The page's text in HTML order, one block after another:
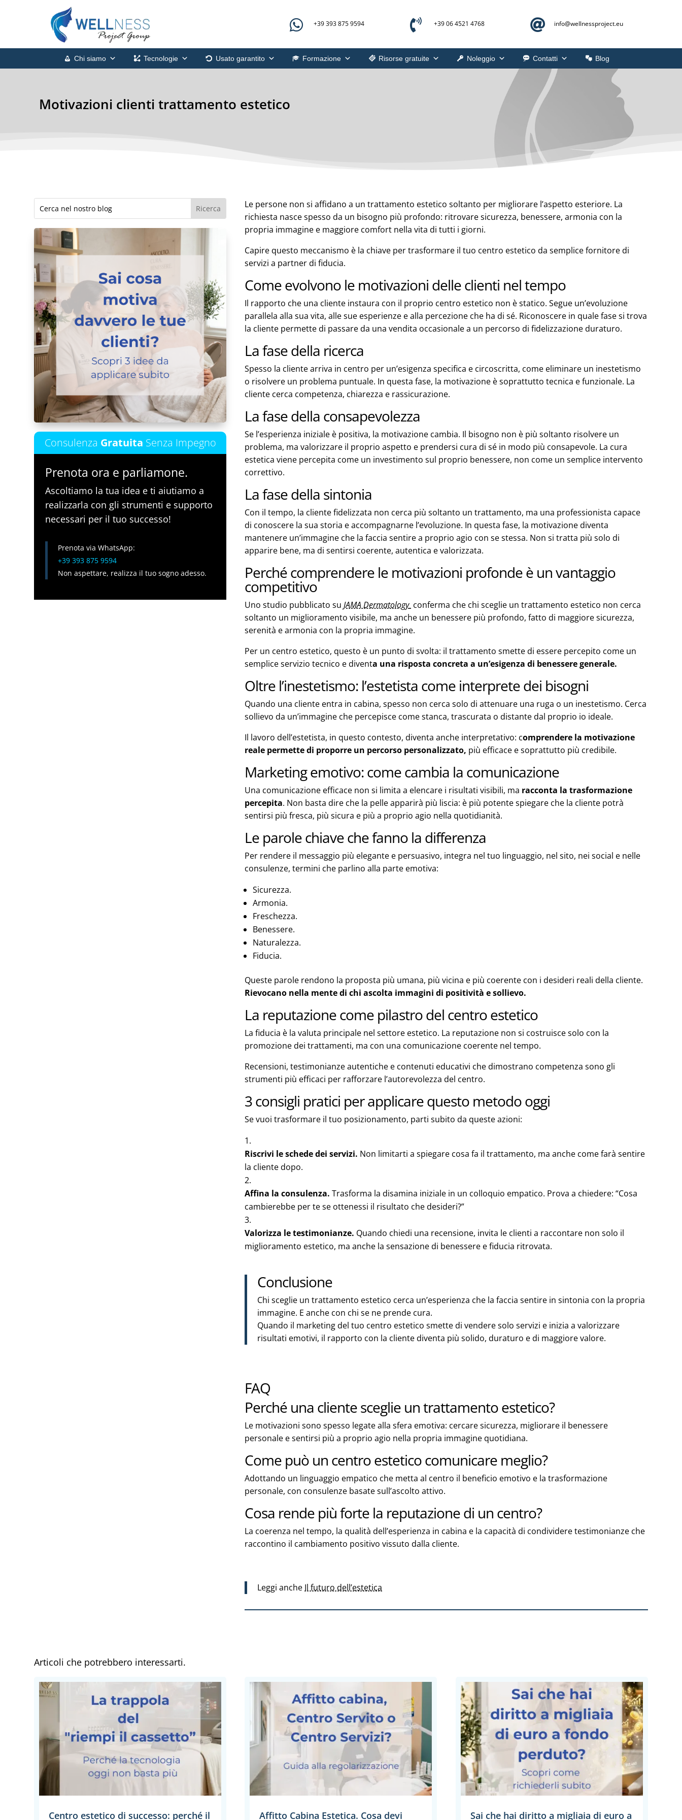
 +39 393 875 9594  +39 06 4521 4768  info@wellnessproject.eu
Chi siamo Tecnologie Usato garantito Formazione Risorse gratuite Noleggio Contatti Blog
Motivazioni clienti trattamento estetico
Consulenza Gratuita Senza Impegno
Prenota ora e parliamone.
Ascoltiamo la tua idea e ti aiutiamo a
realizzarla con gli strumenti e supporto
necessari per il tuo successo!
Prenota via WhatsApp:
+39 393 875 9594
Non aspettare, realizza il tuo sogno adesso.
Le persone non si affidano a un trattamento estetico soltanto per migliorare l’aspetto esteriore. La
richiesta nasce spesso da un bisogno più profondo: ritrovare sicurezza, benessere, armonia con la
propria immagine e maggiore comfort nella vita di tutti i giorni.
Capire questo meccanismo è la chiave per trasformare il tuo centro estetico da semplice fornitore di
servizi a partner di fiducia.
Come evolvono le motivazioni delle clienti nel tempo
Il rapporto che una cliente instaura con il proprio centro estetico non è statico. Segue un’evoluzione
parallela alla sua vita, alle sue esperienze e alla percezione che ha di sé. Riconoscere in quale fase si trova
la cliente permette di passare da una vendita occasionale a un percorso di fidelizzazione duraturo.
La fase della ricerca
Spesso la cliente arriva in centro per un’esigenza specifica e circoscritta, come eliminare un inestetismo
o risolvere un problema puntuale. In questa fase, la motivazione è soprattutto tecnica e funzionale. La
cliente cerca competenza, chiarezza e rassicurazione.
La fase della consapevolezza
Se l’esperienza iniziale è positiva, la motivazione cambia. Il bisogno non è più soltanto risolvere un
problema, ma valorizzare il proprio aspetto e prendersi cura di sé in modo più consapevole. La cura
estetica viene percepita come un investimento sul proprio benessere, non come un semplice intervento
correttivo.
La fase della sintonia
Con il tempo, la cliente fidelizzata non cerca più soltanto un trattamento, ma una professionista capace
di conoscere la sua storia e accompagnarne l’evoluzione. In questa fase, la motivazione diventa
mantenere un’immagine che la faccia sentire a proprio agio con se stessa. Non si tratta più solo di
apparire bene, ma di sentirsi coerente, autentica e valorizzata.
Perché comprendere le motivazioni profonde è un vantaggio
competitivo
Uno studio pubblicato suJAMA Dermatology conferma che chi sceglie un trattamento estetico non cerca
soltanto un miglioramento visibile, ma anche un benessere più profondo, fatto di maggiore sicurezza,
serenità e armonia con la propria immagine.
Per un centro estetico, questo è un punto di svolta: il trattamento smette di essere percepito come un
semplice servizio tecnico e diventa una risposta concreta a un’esigenza di benessere generale.
Oltre l’inestetismo: l’estetista come interprete dei bisogni
Quando una cliente entra in cabina, spesso non cerca solo di attenuare una ruga o un inestetismo. Cerca
sollievo da un’immagine che percepisce come stanca, trascurata o distante dal proprio io ideale.
Il lavoro dell’estetista, in questo contesto, diventa anche interpretativo: comprendere la motivazione
reale permette di proporre un percorso personalizzato, più efficace e soprattutto più credibile.
Marketing emotivo: come cambia la comunicazione
Una comunicazione efficace non si limita a elencare i risultati visibili, ma racconta la trasformazione
percepita. Non basta dire che la pelle apparirà più liscia: è più potente spiegare che la cliente potrà
sentirsi più fresca, più sicura e più a proprio agio nella quotidianità.
Le parole chiave che fanno la differenza
Per rendere il messaggio più elegante e persuasivo, integra nel tuo linguaggio, nel sito, nei social e nelle
consulenze, termini che parlino alla parte emotiva:
Sicurezza.
Armonia.
Freschezza.
Benessere.
Naturalezza.
Fiducia.
Queste parole rendono la proposta più umana, più vicina e più coerente con i desideri reali della cliente.
Rievocano nella mente di chi ascolta immagini di positività e sollievo.
La reputazione come pilastro del centro estetico
La fiducia è la valuta principale nel settore estetico. La reputazione non si costruisce solo con la
promozione dei trattamenti, ma con una comunicazione coerente nel tempo.
Recensioni, testimonianze autentiche e contenuti educativi che dimostrano competenza sono gli
strumenti più efficaci per rafforzare l’autorevolezza del centro.
3 consigli pratici per applicare questo metodo oggi
Se vuoi trasformare il tuo posizionamento, parti subito da queste azioni:
Riscrivi le schede dei servizi. Non limitarti a spiegare cosa fa il trattamento, ma anche come farà sentire
la cliente dopo.
Affina la consulenza. Trasforma la disamina iniziale in un colloquio empatico. Prova a chiedere: “Cosa
cambierebbe per te se ottenessi il risultato che desideri?”
Valorizza le testimonianze. Quando chiedi una recensione, invita le clienti a raccontare non solo il
miglioramento estetico, ma anche la sensazione di benessere e fiducia ritrovata.
Conclusione
Chi sceglie un trattamento estetico cerca un’esperienza che la faccia sentire in sintonia con la propria
immagine. E anche con chi se ne prende cura.
Quando il marketing del tuo centro estetico smette di vendere solo servizi e inizia a valorizzare
risultati emotivi, il rapporto con la cliente diventa più solido, duraturo e di maggiore valore.
FAQ
Perché una cliente sceglie un trattamento estetico?
Le motivazioni sono spesso legate alla sfera emotiva: cercare sicurezza, migliorare il benessere
personale e sentirsi più a proprio agio nella propria immagine quotidiana.
Come può un centro estetico comunicare meglio?
Adottando un linguaggio empatico che metta al centro il beneficio emotivo e la trasformazione
personale, con consulenze basate sull’ascolto attivo.
Cosa rende più forte la reputazione di un centro?
La coerenza nel tempo, la qualità dell’esperienza in cabina e la capacità di condividere testimonianze che
raccontino il cambiamento positivo vissuto dalla cliente.
Leggi anche Il futuro dell’estetica
Articoli che potrebbero interessarti.
Centro estetico di successo: perché il Affitto Cabina Estetica. Cosa devi Sai che hai diritto a migliaia di euro a